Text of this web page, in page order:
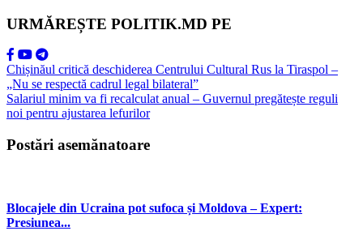
URMĂREȘTE POLITIK.MD PE
Chișinăul critică deschiderea Centrului Cultural Rus la Tiraspol –
„Nu se respectă cadrul legal bilateral”
Salariul minim va fi recalculat anual – Guvernul pregătește reguli
noi pentru ajustarea lefurilor
Postări asemănatoare
Blocajele din Ucraina pot sufoca și Moldova – Expert:
Presiunea...